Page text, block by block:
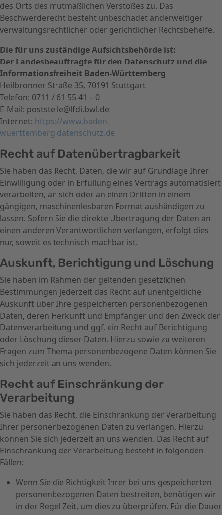
des Orts des mutmaßlichen Verstoßes zu. Das
Beschwerderecht besteht unbeschadet anderweitiger
verwaltungsrechtlicher oder gerichtlicher Rechtsbehelfe.
Die für uns zuständige Aufsichtsbehörde ist:
Der Landesbeauftragte für den Datenschutz und die
Informationsfreiheit Baden-Württemberg
Heilbronner Straße 35, 70191 Stuttgart
Telefon: 0711 / 61 55 41 – 0
E-Mail: poststelle@lfdi.bwl.de
Internet: https://www.baden-
wuerttemberg.datenschutz.de
Recht auf Daten­übertrag­barkeit
Sie haben das Recht, Daten, die wir auf Grundlage Ihrer
Einwilligung oder in Erfüllung eines Vertrags automatisiert
verarbeiten, an sich oder an einen Dritten in einem
gängigen, maschinenlesbaren Format aushändigen zu
lassen. Sofern Sie die direkte Übertragung der Daten an
einen anderen Verantwortlichen verlangen, erfolgt dies
nur, soweit es technisch machbar ist.
Auskunft, Berichtigung und Löschung
Sie haben im Rahmen der geltenden gesetzlichen
Bestimmungen jederzeit das Recht auf unentgeltliche
Auskunft über Ihre gespeicherten personenbezogenen
Daten, deren Herkunft und Empfänger und den Zweck der
Datenverarbeitung und ggf. ein Recht auf Berichtigung
oder Löschung dieser Daten. Hierzu sowie zu weiteren
Fragen zum Thema personenbezogene Daten können Sie
sich jederzeit an uns wenden.
Recht auf Einschränkung der
Verarbeitung
Sie haben das Recht, die Einschränkung der Verarbeitung
Ihrer personenbezogenen Daten zu verlangen. Hierzu
können Sie sich jederzeit an uns wenden. Das Recht auf
Einschränkung der Verarbeitung besteht in folgenden
Fällen:
Wenn Sie die Richtigkeit Ihrer bei uns gespeicherten
personenbezogenen Daten bestreiten, benötigen wir
in der Regel Zeit, um dies zu überprüfen. Für die Dauer